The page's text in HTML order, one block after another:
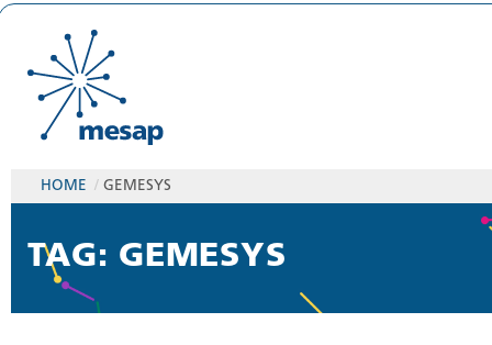
HOME /GEMESYS
TAG: GEMESYS